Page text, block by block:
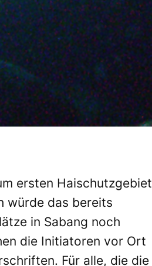
ersten Haischutzgebiet
würde das bereits
in Sabang noch
die Initiatoren vor Ort
Für alle, die die